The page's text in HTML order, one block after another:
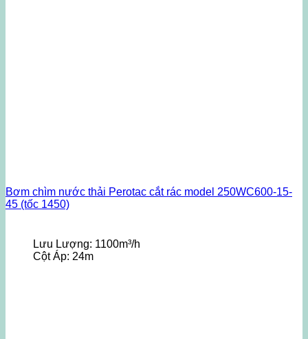
Bơm chìm nước thải Perotac cắt rác model 250WC600-15-
45 (tốc 1450)
Lưu Lượng: 1100m³/h
Cột Áp: 24m